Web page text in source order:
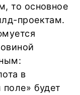
то основное
проектам.
в
будет